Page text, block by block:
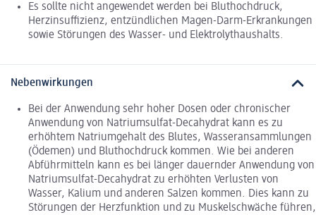
Es sollte nicht angewendet werden bei Bluthochdruck,
Herzinsuffizienz, entzündlichen Magen-Darm-Erkrankungen
sowie Störungen des Wasser- und Elektrolythaushalts.
Nebenwirkungen
Bei der Anwendung sehr hoher Dosen oder chronischer
Anwendung von Natriumsulfat-Decahydrat kann es zu
erhöhtem Natriumgehalt des Blutes, Wasseransammlungen
(Ödemen) und Bluthochdruck kommen. Wie bei anderen
Abführmitteln kann es bei länger dauernder Anwendung von
Natriumsulfat-Decahydrat zu erhöhten Verlusten von
Wasser, Kalium und anderen Salzen kommen. Dies kann zu
Störungen der Herzfunktion und zu Muskelschwäche führen,